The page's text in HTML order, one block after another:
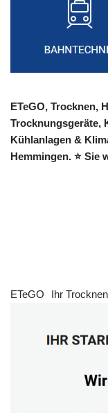
ETeGO, Trocknen,
Trocknungsgeräte,
Kühlanlagen &
Hemmingen. ⭐
ETeGO Ihr